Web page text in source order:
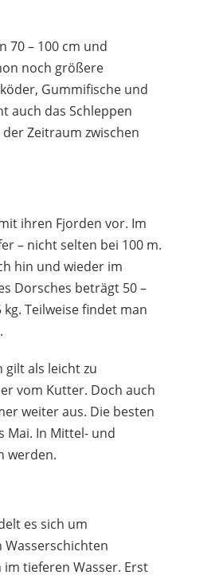
70 – 100 cm und
noch größere
Gummifische und
auch das Schleppen
Zeitraum zwischen
ihren Fjorden vor. Im
– nicht selten bei 100 m.
hin und wieder im
Dorsches beträgt 50 –
Teilweise findet man
gilt als leicht zu
vom Kutter. Doch auch
weiter aus. Die besten
Mai. In Mittel- und
werden.
es sich um
tieferen Wasser. Erst